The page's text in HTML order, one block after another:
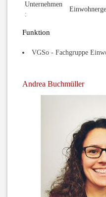
Unternehmen
:
Funktion
VGSo - Fachgruppe
Andrea Buchmüller